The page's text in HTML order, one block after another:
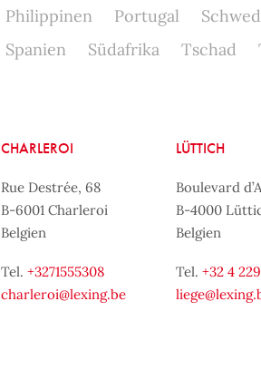
Philippinen Portugal
Spanien Südafrika Tschad
CHARLEROI
Rue Destrée, 68
B-6001 Charleroi
Belgien
Tel.+3271555308
charleroi@lexing.be
LÜTTICH
Boulevard
B-4000
Belgien
Tel. +32 4